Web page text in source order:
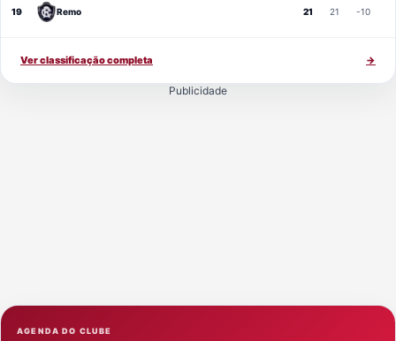
19 Remo 21 21 -10
Ver classificação completa →
Publicidade
AGENDA DO CLUBE